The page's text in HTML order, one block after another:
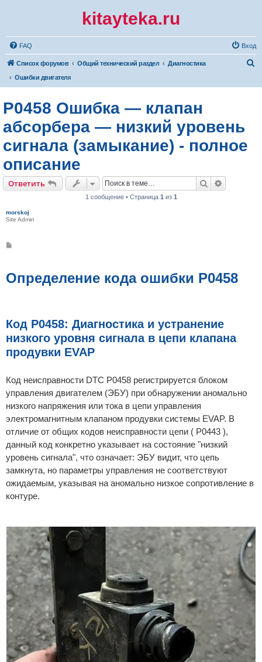
kitayteka.ru
FAQ Вход
Список форумов Общий технический раздел
Диагностика
Ошибки двигателя
P0458 Ошибка — клапан
абсорбера — низкий уровень
сигнала (замыкание) - полное
описание
Ответить Поиск
1 сообщение • Страница 1 из 1
morskoj
Site Admin
щ
е
Определение кода ошибки P0458
Код P0458: Диагностика и устранение
низкого уровня сигнала в цепи клапана
продувки EVAP
Код неисправности DTC P0458 регистрируется блоком
управления двигателем (ЭБУ) при обнаружении аномально
низкого напряжения или тока в цепи управления
электромагнитным клапаном продувки системы EVAP. В
отличие от общих кодов неисправности цепи ( P0443 ),
данный код конкретно указывает на состояние "низкий
уровень сигнала", что означает: ЭБУ видит, что цепь
замкнута, но параметры управления не соответствуют
ожидаемым, указывая на аномально низкое сопротивление в
контуре.